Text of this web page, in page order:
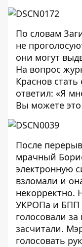
По словам
не
они могут
На вопрос
Краснов
ответил: «Я
Вы можете это
После
мрачный
электронную
взломали и
некорректно.
УКРОПа и БПП
голосовали за
засчитали.
голосовать